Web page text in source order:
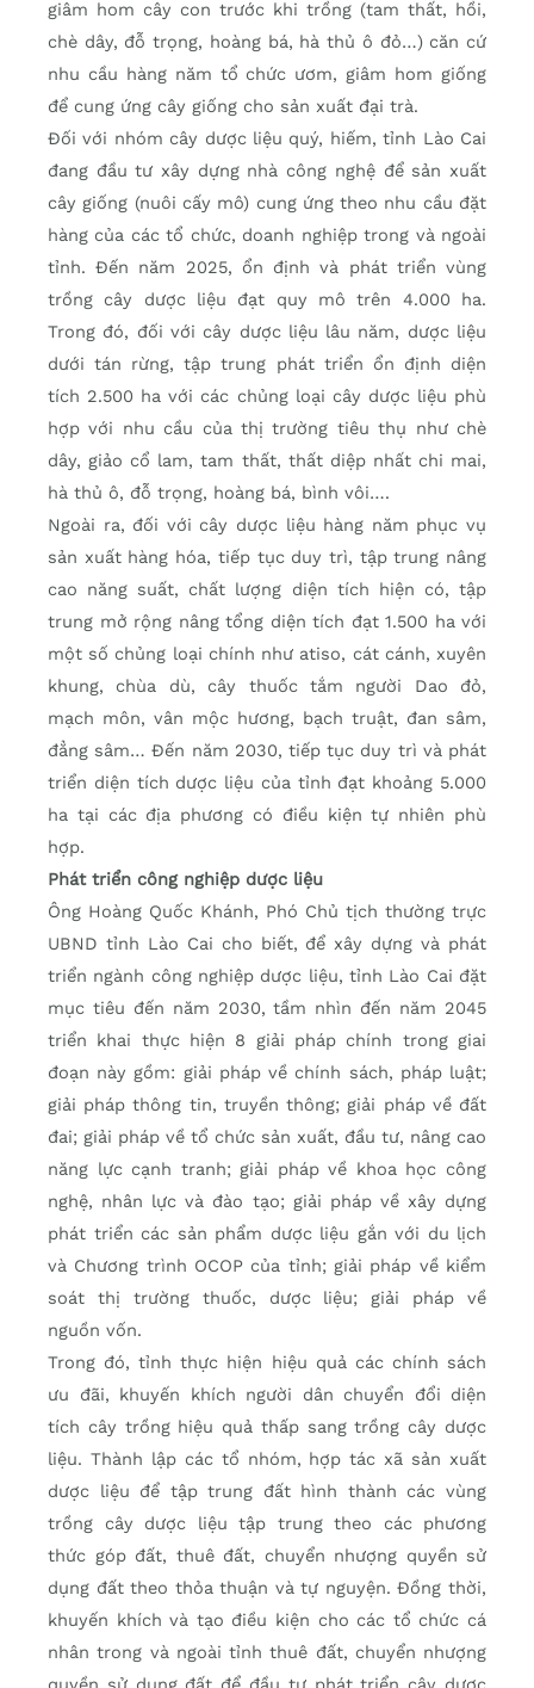
giâm hom cây con trước khi trồng (tam thất, hồi,
chè dây, đỗ trọng, hoàng bá, hà thủ ô đỏ…) căn cứ
nhu cầu hàng năm tổ chức ươm, giâm hom giống
để cung ứng cây giống cho sản xuất đại trà.
Đối với nhóm cây dược liệu quý, hiếm, tỉnh Lào Cai
đang đầu tư xây dựng nhà công nghệ để sản xuất
cây giống (nuôi cấy mô) cung ứng theo nhu cầu đặt
hàng của các tổ chức, doanh nghiệp trong và ngoài
tỉnh. Đến năm 2025, ổn định và phát triển vùng
trồng cây dược liệu đạt quy mô trên 4.000 ha.
Trong đó, đối với cây dược liệu lâu năm, dược liệu
dưới tán rừng, tập trung phát triển ổn định diện
tích 2.500 ha với các chủng loại cây dược liệu phù
hợp với nhu cầu của thị trường tiêu thụ như chè
dây, giảo cổ lam, tam thất, thất diệp nhất chi mai,
hà thủ ô, đỗ trọng, hoàng bá, bình vôi….
Ngoài ra, đối với cây dược liệu hàng năm phục vụ
sản xuất hàng hóa, tiếp tục duy trì, tập trung nâng
cao năng suất, chất lượng diện tích hiện có, tập
trung mở rộng nâng tổng diện tích đạt 1.500 ha với
một số chủng loại chính như atiso, cát cánh, xuyên
khung, chùa dù, cây thuốc tắm người Dao đỏ,
mạch môn, vân mộc hương, bạch truật, đan sâm,
đẳng sâm… Đến năm 2030, tiếp tục duy trì và phát
triển diện tích dược liệu của tỉnh đạt khoảng 5.000
ha tại các địa phương có điều kiện tự nhiên phù
hợp.
Phát triển công nghiệp dược liệu
Ông Hoàng Quốc Khánh, Phó Chủ tịch thường trực
UBND tỉnh Lào Cai cho biết, để xây dựng và phát
triển ngành công nghiệp dược liệu, tỉnh Lào Cai đặt
mục tiêu đến năm 2030, tầm nhìn đến năm 2045
triển khai thực hiện 8 giải pháp chính trong giai
đoạn này gồm: giải pháp về chính sách, pháp luật;
giải pháp thông tin, truyền thông; giải pháp về đất
đai; giải pháp về tổ chức sản xuất, đầu tư, nâng cao
năng lực cạnh tranh; giải pháp về khoa học công
nghệ, nhân lực và đào tạo; giải pháp về xây dựng
phát triển các sản phẩm dược liệu gắn với du lịch
và Chương trình OCOP của tỉnh; giải pháp về kiểm
soát thị trường thuốc, dược liệu; giải pháp về
nguồn vốn.
Trong đó, tỉnh thực hiện hiệu quả các chính sách
ưu đãi, khuyến khích người dân chuyển đổi diện
tích cây trồng hiệu quả thấp sang trồng cây dược
liệu. Thành lập các tổ nhóm, hợp tác xã sản xuất
dược liệu để tập trung đất hình thành các vùng
trồng cây dược liệu tập trung theo các phương
thức góp đất, thuê đất, chuyển nhượng quyền sử
dụng đất theo thỏa thuận và tự nguyện. Đồng thời,
khuyến khích và tạo điều kiện cho các tổ chức cá
nhân trong và ngoài tỉnh thuê đất, chuyển nhượng